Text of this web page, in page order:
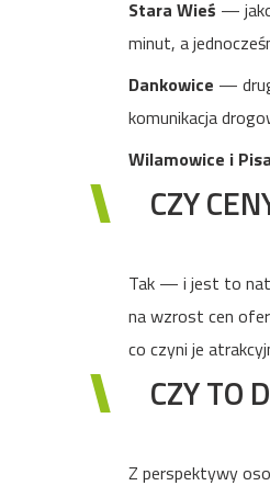
Stara Wieś —
minut, a
Dankowice —
komunikacja
Wilamowice i
CZY
Tak — i jest to
na wzrost cen
co czyni je
CZY TO
Z perspektywy